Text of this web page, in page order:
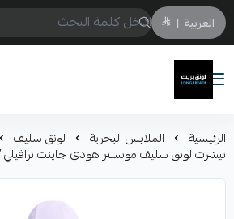
العربية |
لونق بريث
الرئيسية الملابس البحرية لونق سليف
تيشرت لونق سليف مونستر هودي جاينت ترافيلي UPF 50+ UV